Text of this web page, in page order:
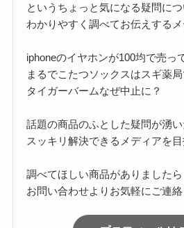
というちょっと気になる疑問につ
わかりやすく調べてお伝えするメ
iphoneのイヤホンが100均で売っ
まるでこたつソックスはスギ薬局
タイガーバームなぜ中止に？
話題の商品のふとした疑問が湧い
スッキリ解決できるメディアを目
調べてほしい商品がありましたら
お問い合わせよりお気軽にご連絡